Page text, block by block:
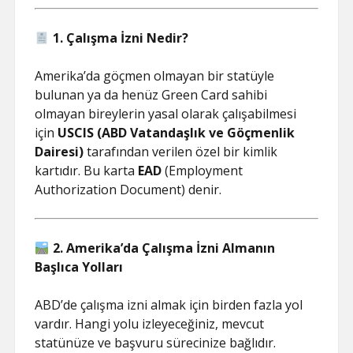
1. Çalışma İzni Nedir?
Amerika’da göçmen olmayan bir statüyle
bulunan ya da henüz Green Card sahibi
olmayan bireylerin yasal olarak çalışabilmesi
için USCIS (ABD Vatandaşlık ve Göçmenlik
Dairesi)tarafından verilen özel bir kimlik
kartıdır. Bu karta EAD(Employment
Authorization Document) denir.
2. Amerika’da Çalışma İzni Almanın
Başlıca Yolları
ABD’de çalışma izni almak için birden fazla yol
vardır. Hangi yolu izleyeceğiniz, mevcut
statünüze ve başvuru sürecinize bağlıdır.